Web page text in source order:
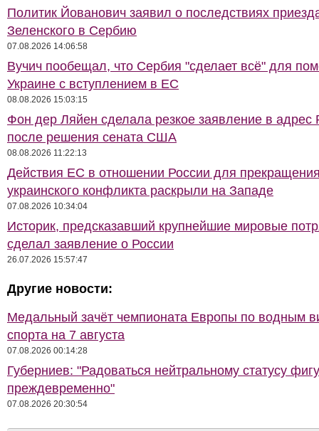
Политик Йованович заявил о последствиях
Зеленского в Сербию
07.08.2026 14:06:58
Вучич пообещал, что Сербия "сделает всё" для
Украине с вступлением в ЕС
08.08.2026 15:03:15
Фон дер Ляйен сделала резкое заявление в адрес
после решения сената США
08.08.2026 11:22:13
Действия ЕС в отношении России для
украинского конфликта раскрыли на Западе
07.08.2026 10:34:04
Историк, предсказавший крупнейшие мировые
сделал заявление о России
26.07.2026 15:57:47
Другие новости:
Медальный зачёт чемпионата Европы по водным
спорта на 7 августа
07.08.2026 00:14:28
Губерниев: "Радоваться нейтральному статусу
преждевременно"
07.08.2026 20:30:54